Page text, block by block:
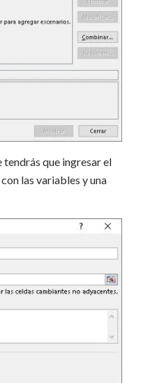
que ingresar el
las variables y una